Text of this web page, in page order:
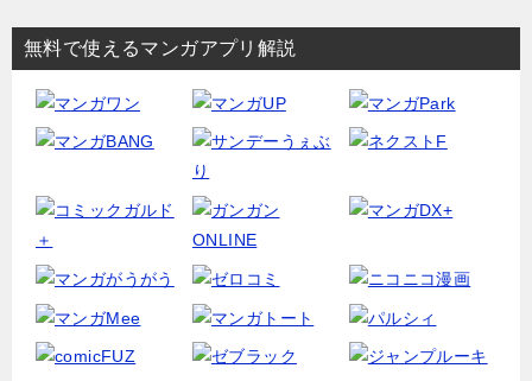
無料で使えるマンガアプリ解説